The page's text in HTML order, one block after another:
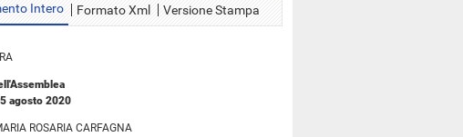
Intero Formato Xml Versione Stampa
agosto 2020
ROSARIA CARFAGNA